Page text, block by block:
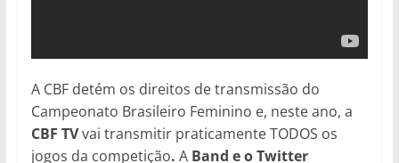
A CBF detém os direitos de transmissão do
Campeonato Brasileiro Feminino e, neste ano, a
CBF TVvai transmitir praticamente TODOS os
jogos da competição. ABand e o Twitter